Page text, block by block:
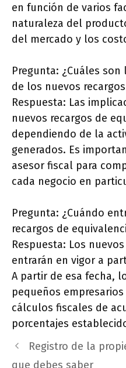
en función de varios
naturaleza del
del mercado y los
Pregunta: ¿Cuáles
de los nuevos
Respuesta: Las
nuevos recargos de
dependiendo de la
generados. Es
asesor fiscal para
cada negocio en
Pregunta: ¿Cuándo
recargos de
Respuesta: Los
entrarán en vigor a
A partir de esa fecha,
pequeños
cálculos fiscales de
porcentajes
Registro de la
que debes saber